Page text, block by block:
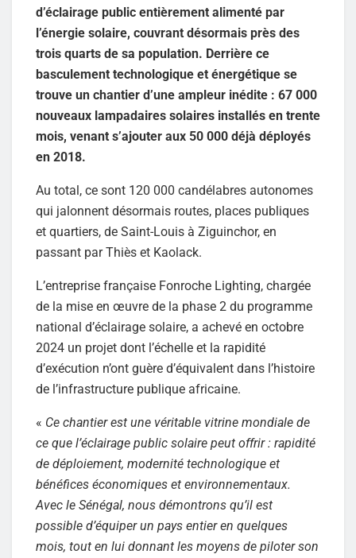
d’éclairage public entièrement alimenté par
l’énergie solaire, couvrant désormais près des
trois quarts de sa population. Derrière ce
basculement technologique et énergétique se
trouve un chantier d’une ampleur inédite : 67 000
nouveaux lampadaires solaires installés en trente
mois, venant s’ajouter aux 50 000 déjà déployés
en 2018.
Au total, ce sont 120 000 candélabres autonomes
qui jalonnent désormais routes, places publiques
et quartiers, de Saint-Louis à Ziguinchor, en
passant par Thiès et Kaolack.
L’entreprise française Fonroche Lighting, chargée
de la mise en œuvre de la phase 2 du programme
national d’éclairage solaire, a achevé en octobre
2024 un projet dont l’échelle et la rapidité
d’exécution n’ont guère d’équivalent dans l’histoire
de l’infrastructure publique africaine.
« Ce chantier est une véritable vitrine mondiale de
ce que l’éclairage public solaire peut offrir : rapidité
de déploiement, modernité technologique et
bénéfices économiques et environnementaux.
Avec le Sénégal, nous démontrons qu’il est
possible d’équiper un pays entier en quelques
mois, tout en lui donnant les moyens de piloter son